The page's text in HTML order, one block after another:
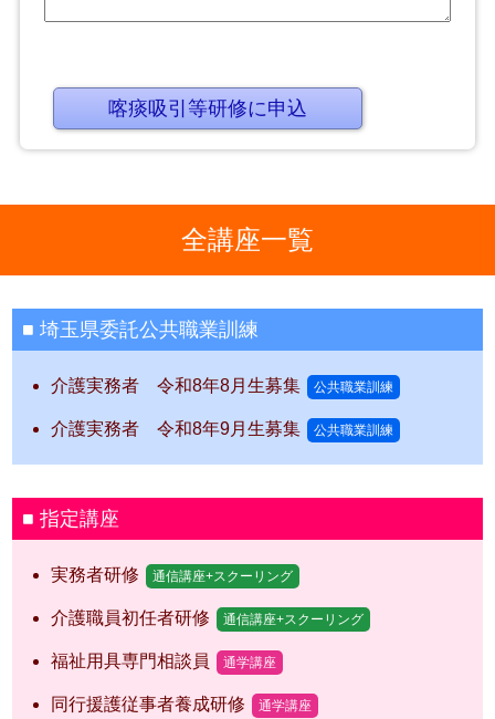
全講座一覧
埼玉県委託公共職業訓練
介護実務者 令和8年8月生募集 公共職業訓練
介護実務者 令和8年9月生募集 公共職業訓練
指定講座
実務者研修 通信講座+スクーリング
介護職員初任者研修 通信講座+スクーリング
福祉用具専門相談員 通学講座
同行援護従事者養成研修 通学講座